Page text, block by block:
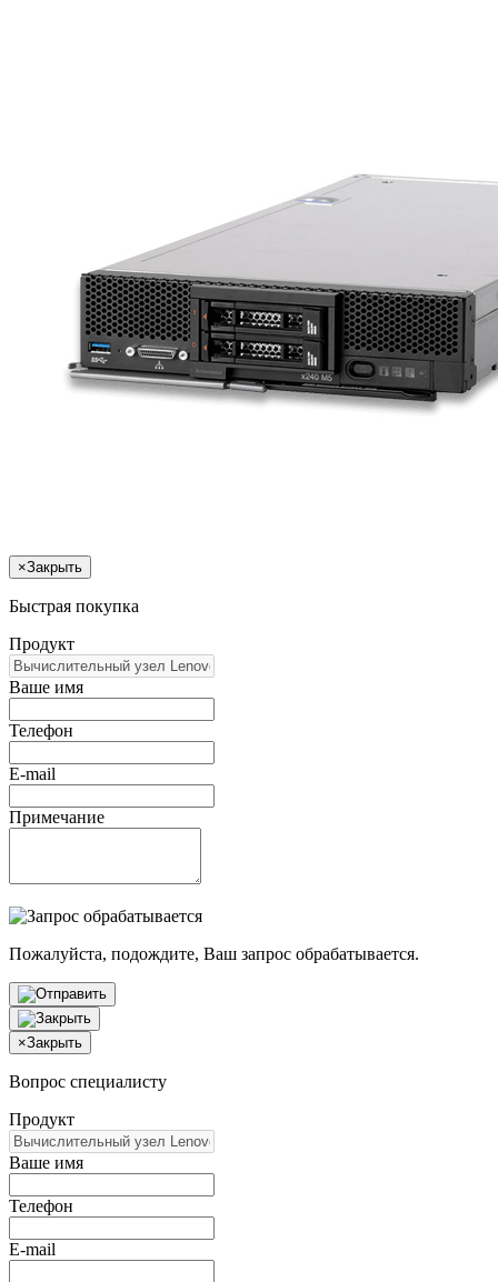
×Закрыть
Быстрая покупка
Продукт
Ваше имя
Телефон
E-mail
Примечание
Пожалуйста, подождите, Ваш запрос обрабатывается.
×Закрыть
Вопрос специалисту
Продукт
Ваше имя
Телефон
E-mail